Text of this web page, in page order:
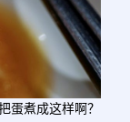
蛋煮成这样啊？